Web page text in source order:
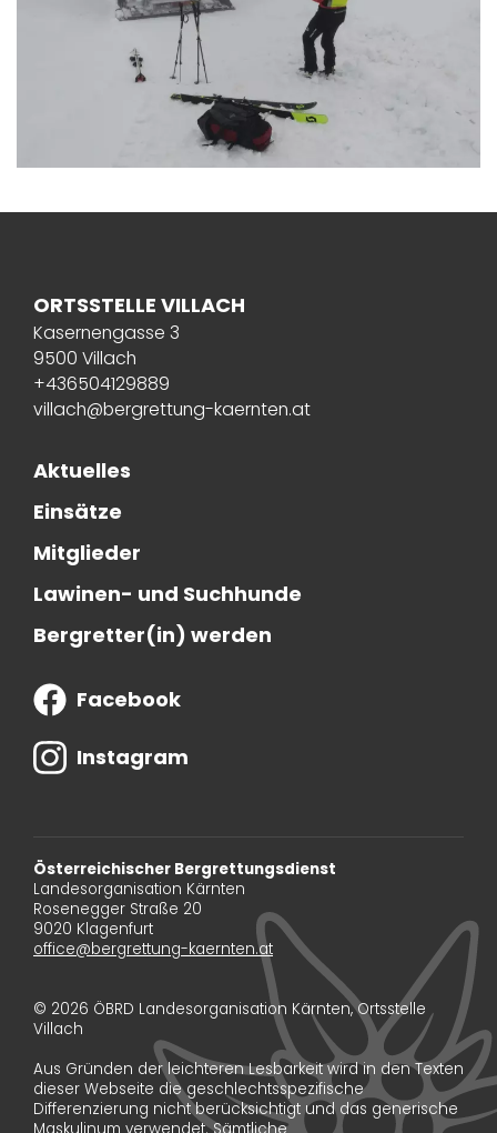
ORTSSTELLE VILLACH
Kasernengasse 3
9500 Villach
+436504129889
villach@bergrettung-kaernten.at
Aktuelles
Einsätze
Mitglieder
Lawinen- und Suchhunde
Bergretter(in) werden
Facebook
Instagram
Österreichischer Bergrettungsdienst
Landesorganisation Kärnten
Rosenegger Straße 20
9020 Klagenfurt
office@bergrettung-kaernten.at
© 2026 ÖBRD Landesorganisation Kärnten, Ortsstelle
Villach
Aus Gründen der leichteren Lesbarkeit wird in den Texten
dieser Webseite die geschlechtsspezifische
Differenzierung nicht berücksichtigt und das generische